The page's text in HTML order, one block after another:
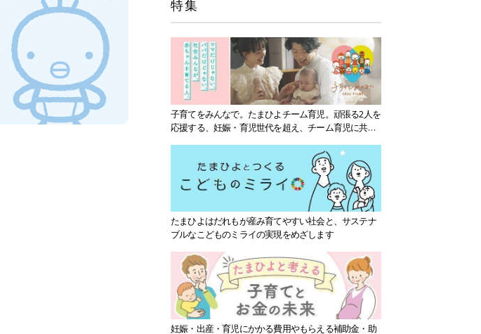
特集
子育てをみんなで。たまひよチーム育児。頑張る2人を
応援する、妊娠・育児世代を超え、チーム育児に共感
たまひよはだれもが産み育てやすい社会と、サステナ
ブルなこどものミライの実現をめざします
妊娠・出産・育児にかかる費用やもらえる補助金・助